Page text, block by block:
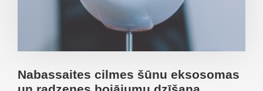
Nabassaites cilmes šūnu eksosomas